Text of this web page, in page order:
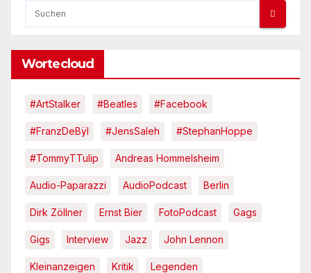
Wortecloud
#ArtStalker #Beatles #Facebook
#FranzDeBÿl #JensSaleh #StephanHoppe
#TommyTTulip Andreas Hommelsheim
Audio-Paparazzi AudioPodcast Berlin
Dirk Zöllner Ernst Bier FotoPodcast Gags
Gigs Interview Jazz John Lennon
Kleinanzeigen Kritik Legenden